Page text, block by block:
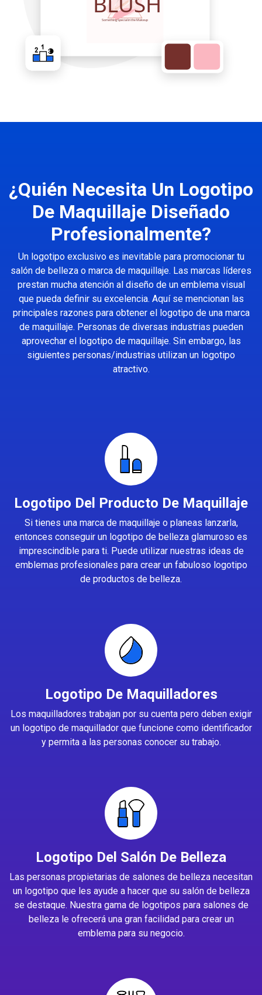
¿Quién Necesita Un Logotipo
De Maquillaje Diseñado
Profesionalmente?
Un logotipo exclusivo es inevitable para promocionar tu
salón de belleza o marca de maquillaje. Las marcas líderes
prestan mucha atención al diseño de un emblema visual
que pueda definir su excelencia. Aquí se mencionan las
principales razones para obtener el logotipo de una marca
de maquillaje. Personas de diversas industrias pueden
aprovechar el logotipo de maquillaje. Sin embargo, las
siguientes personas/industrias utilizan un logotipo
atractivo.
Logotipo Del Producto De Maquillaje
Si tienes una marca de maquillaje o planeas lanzarla,
entonces conseguir un logotipo de belleza glamuroso es
imprescindible para ti. Puede utilizar nuestras ideas de
emblemas profesionales para crear un fabuloso logotipo
de productos de belleza.
Logotipo De Maquilladores
Los maquilladores trabajan por su cuenta pero deben exigir
un logotipo de maquillador que funcione como identificador
y permita a las personas conocer su trabajo.
Logotipo Del Salón De Belleza
Las personas propietarias de salones de belleza necesitan
un logotipo que les ayude a hacer que su salón de belleza
se destaque. Nuestra gama de logotipos para salones de
belleza le ofrecerá una gran facilidad para crear un
emblema para su negocio.